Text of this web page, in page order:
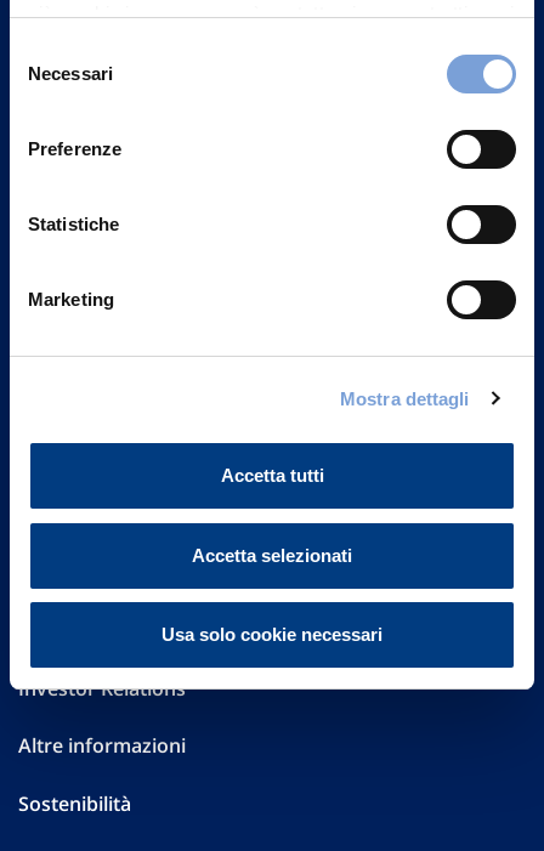
più su chi siamo, come può contattarci e come trattiamo i
può trovare nel footer del sito nella sezione "Informativa
delNecessari
Preferenze
Statistiche
Marketing
Mostra dettagli
Accetta tutti
Accetta selezionati
Usa solo cookie necessari
Part. IVA 01329510158
Investor Relations
Altre informazioni
Sostenibilità